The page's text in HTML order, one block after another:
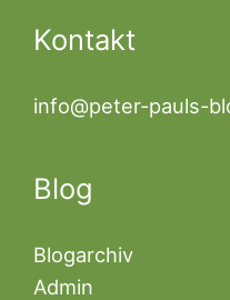
Kontakt
info@peter-pauls-
Blog
Blogarchiv
Admin